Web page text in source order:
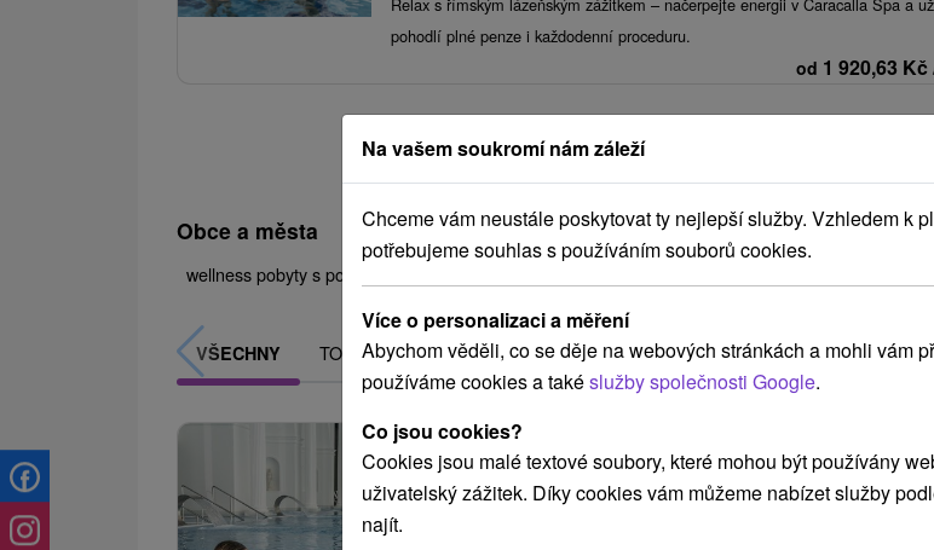
pohodlí plné penze i každodenní proceduru.
od 1 920,63 Kč
Zobrazit více
Obce a města
wellness pobyty s polpenzí
VŠECHNY TOP - NEJPRODÁVANĚJŠÍ NEJLEVNĚJŠÍ NEJDRAŽŠÍ PODLE
Akcia
Na vašem soukromí nám záleží
Chceme vám neustále poskytovat ty nejlepší služby. Vzhledem k
potřebujeme souhlas s používáním souborů cookies.
Více o personalizaci a měření
Abychom věděli, co se děje na webových stránkách a mohli vám
používáme cookies a takéslužby společnosti Google.
Co jsou cookies?
Cookies jsou malé textové soubory, které mohou být používány
uživatelský zážitek. Díky cookies vám můžeme nabízet služby
najít.